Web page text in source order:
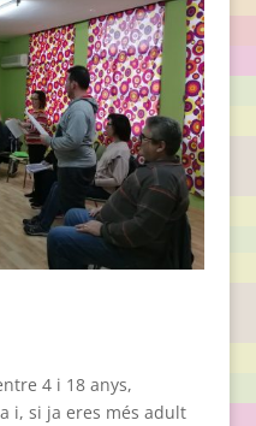
4 i 18 anys,
i, si ja eres més adult